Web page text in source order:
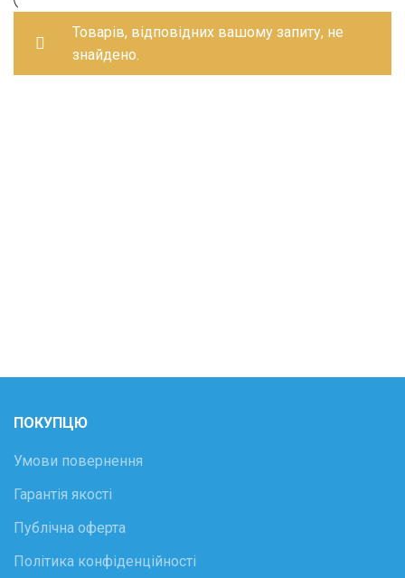
Товарів, відповідних вашому запиту, не
знайдено.
ПОКУПЦЮ
Умови повернення
Гарантія якості
Публічна оферта
Політика конфіденційності